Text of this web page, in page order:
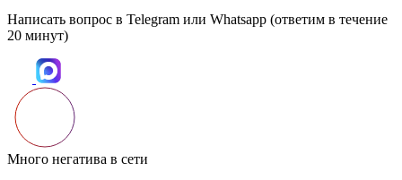
Написать вопрос в Telegram или Whatsapp (ответим в течение
20 минут)
Много негатива в сети